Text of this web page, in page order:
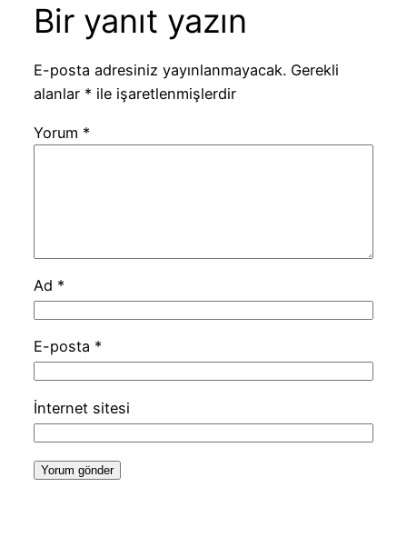
Bir yanıt yazın
E-posta adresiniz yayınlanmayacak. Gerekli
alanlar * ile işaretlenmişlerdir
Yorum *
Ad *
E-posta *
İnternet sitesi